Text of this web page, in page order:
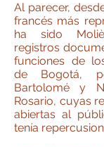
Al parecer,
francés más
ha sido
registros
funciones de
de Bogotá,
Bartolomé y
Rosario, cuyas
abiertas al
tenía